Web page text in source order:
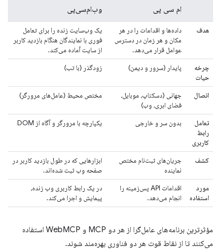
ام سی پی وب‌ام‌سی‌پی
هدف
داده‌ها و اقدامات را در هر
مکان و هر زمان در دسترس
عوامل قرار می‌دهد.
یک وب‌سایت زنده را برای تعامل
فوری با نمایندگان هنگام بازدید کاربر
از سایت آماده می‌کند.
چرخه
حیات
پایدار (سرور و دیمن) زودگذر (با تب)
اتصال
جهانی (دسکتاپ، موبایل،
فضای ابری، وب)
مختص محیط (عامل‌های مرورگر)
تعامل
رابط
کاربری
بدون سر و خارجی یکپارچه با مرورگر و آگاه از DOM
کشف
جریان‌های ثبت‌نام مختص
نماینده
ابزارهایی که در طول بازدید کاربر در
صفحه وب ثبت شده‌اند.
مورد
استفاده
اقدامات API پس‌زمینه را
انجام می‌دهد.
در یک رابط کاربری وب زنده،
پیمایش و اجرا می‌کند.
مؤثرترین برنامه‌های عامل‌گرا از هر دو MCP و WebMCP استفاده
می‌کنند تا از نقاط قوت هر دو فناوری بهره‌مند شوند.